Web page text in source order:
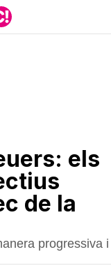
els
de la
progressiva i